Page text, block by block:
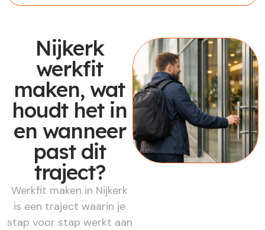
Nijkerk
werkfit
maken, wat
houdt het in
en wanneer
past dit
traject?
Werkfit maken in Nijkerk
is een traject waarin je
stap voor stap werkt aan